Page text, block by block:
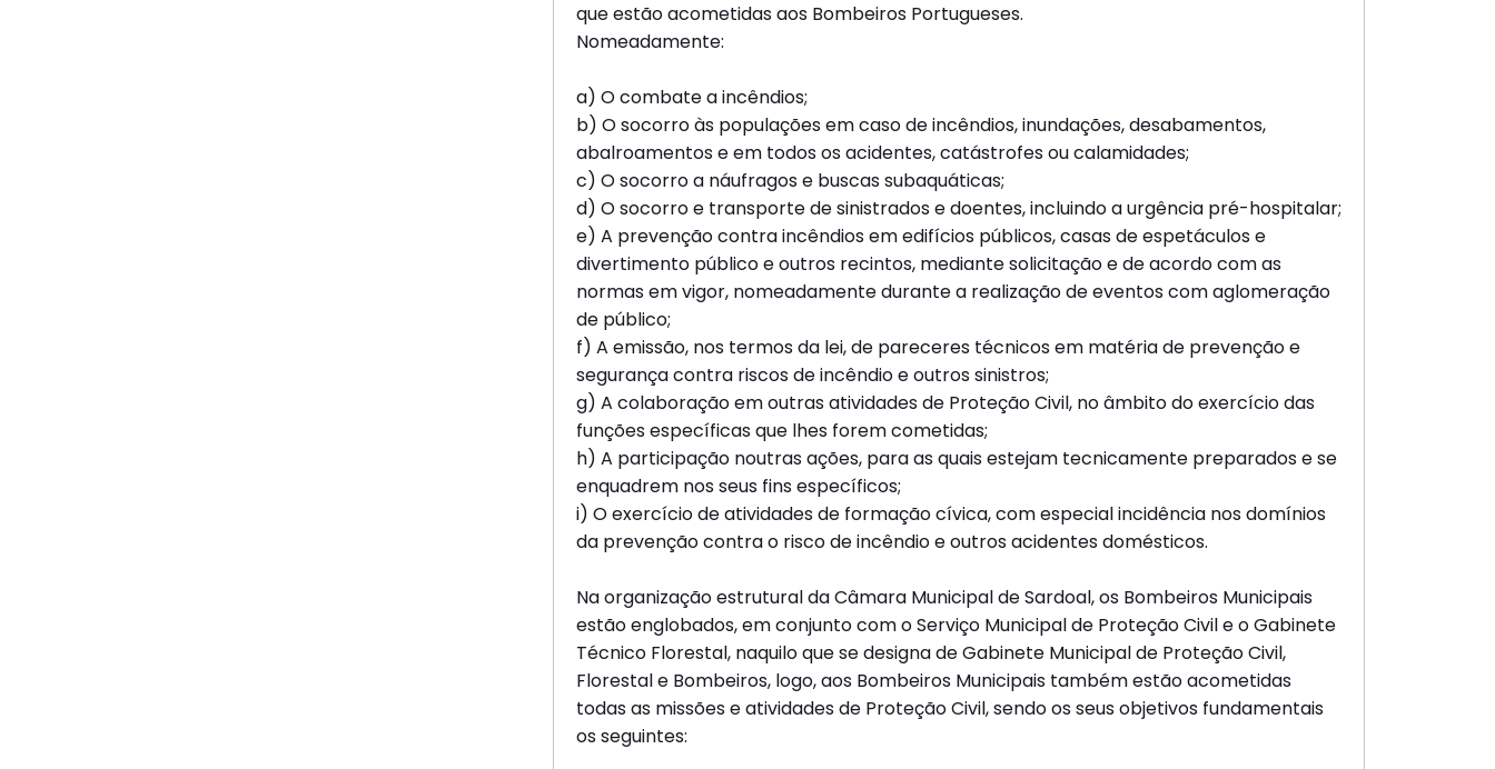
que estão acometidas aos Bombeiros Portugueses.
Nomeadamente:
a) O combate a incêndios;
b) O socorro às populações em caso de incêndios, inundações, desabamentos,
abalroamentos e em todos os acidentes, catástrofes ou calamidades;
c) O socorro a náufragos e buscas subaquáticas;
d) O socorro e transporte de sinistrados e doentes, incluindo a urgência pré-hospitalar;
e) A prevenção contra incêndios em edifícios públicos, casas de espetáculos e
divertimento público e outros recintos, mediante solicitação e de acordo com as
normas em vigor, nomeadamente durante a realização de eventos com aglomeração
de público;
f) A emissão, nos termos da lei, de pareceres técnicos em matéria de prevenção e
segurança contra riscos de incêndio e outros sinistros;
g) A colaboração em outras atividades de Proteção Civil, no âmbito do exercício das
funções específicas que lhes forem cometidas;
h) A participação noutras ações, para as quais estejam tecnicamente preparados e se
enquadrem nos seus fins específicos;
i) O exercício de atividades de formação cívica, com especial incidência nos domínios
da prevenção contra o risco de incêndio e outros acidentes domésticos.
Na organização estrutural da Câmara Municipal de Sardoal, os Bombeiros Municipais
estão englobados, em conjunto com o Serviço Municipal de Proteção Civil e o Gabinete
Técnico Florestal, naquilo que se designa de Gabinete Municipal de Proteção Civil,
Florestal e Bombeiros, logo, aos Bombeiros Municipais também estão acometidas
todas as missões e atividades de Proteção Civil, sendo os seus objetivos fundamentais
os seguintes: